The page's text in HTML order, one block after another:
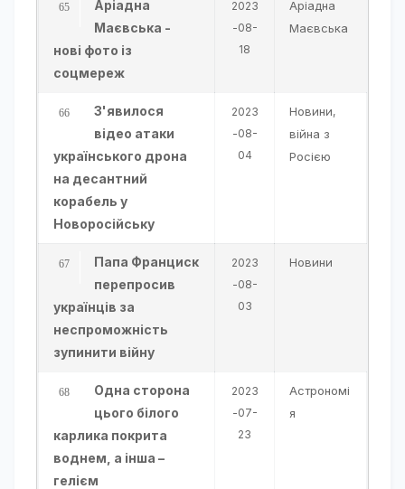
Аріадна
Маєвська -
нові фото із
соцмереж
2023
-08-
18
Аріадна
Маєвська
З'явилося
відео атаки
українського дрона
на десантний
корабель у
Новоросійську
2023
-08-
04
Новини,
війна з
Росією
Папа Франциск
перепросив
українців за
неспроможність
зупинити війну
2023
-08-
03
Новини
Одна сторона
цього білого
карлика покрита
воднем, а інша –
гелієм
2023
-07-
23
Астрономі
я